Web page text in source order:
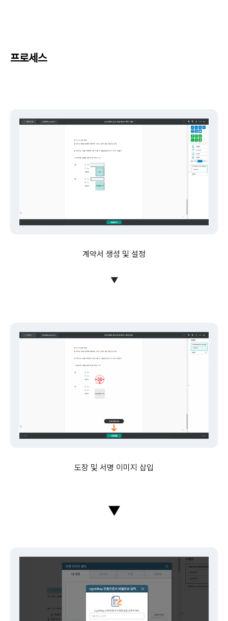
프로세스
계약서 생성 및 설정
▼
도장 및 서명 이미지 삽입
▼